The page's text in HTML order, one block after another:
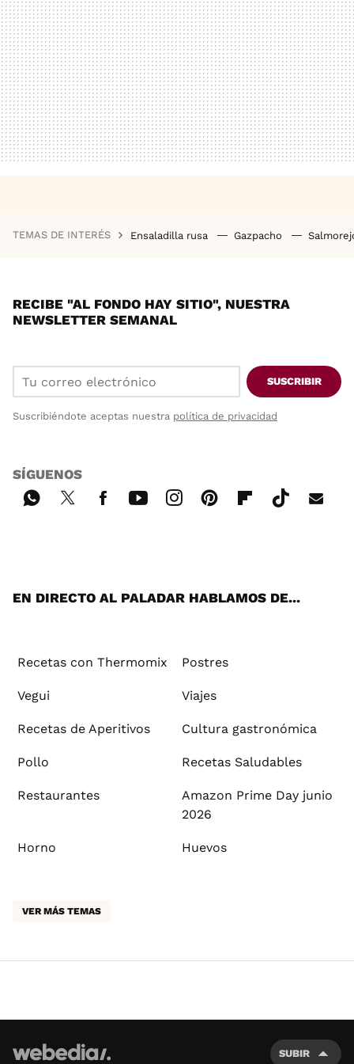
TEMAS DE INTERÉS Ensaladilla rusa Gazpacho
RECIBE "AL FONDO HAY SITIO", NUESTRA
NEWSLETTER SEMANAL
SUSCRIBIR
Suscribiéndote aceptas nuestra política de privacidad
SÍGUENOS
EN DIRECTO AL PALADAR HABLAMOS DE...
Recetas con Thermomix Postres
Vegui Viajes
Recetas de Aperitivos Cultura gastronómica
Pollo Recetas Saludables
Restaurantes
Amazon Prime Day junio
2026
Horno Huevos
VER MÁS TEMAS
SUBIR